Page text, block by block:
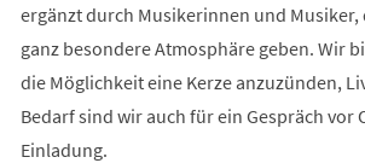
ergänzt durch Musikerinnen und Musiker,
ganz besondere Atmosphäre geben. Wir
die Möglichkeit eine Kerze anzuzünden,
Bedarf sind wir auch für ein Gespräch vor
Einladung.